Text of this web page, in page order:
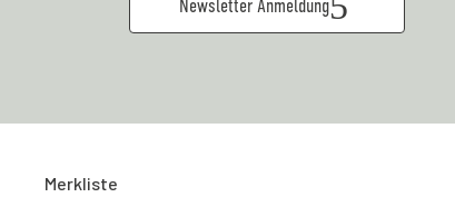
Newsletter Anmeldung
Merkliste